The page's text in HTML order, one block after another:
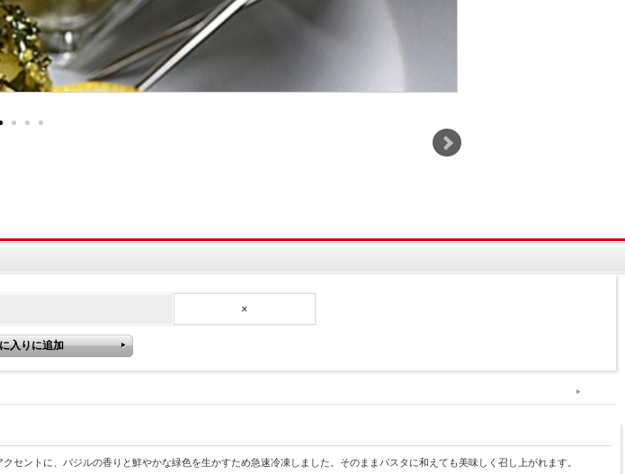
×
ントに、バジルの香りと鮮やかな緑色を生かすため急速冷凍しました。そのままパスタに和えても美味しく召し上がれます。